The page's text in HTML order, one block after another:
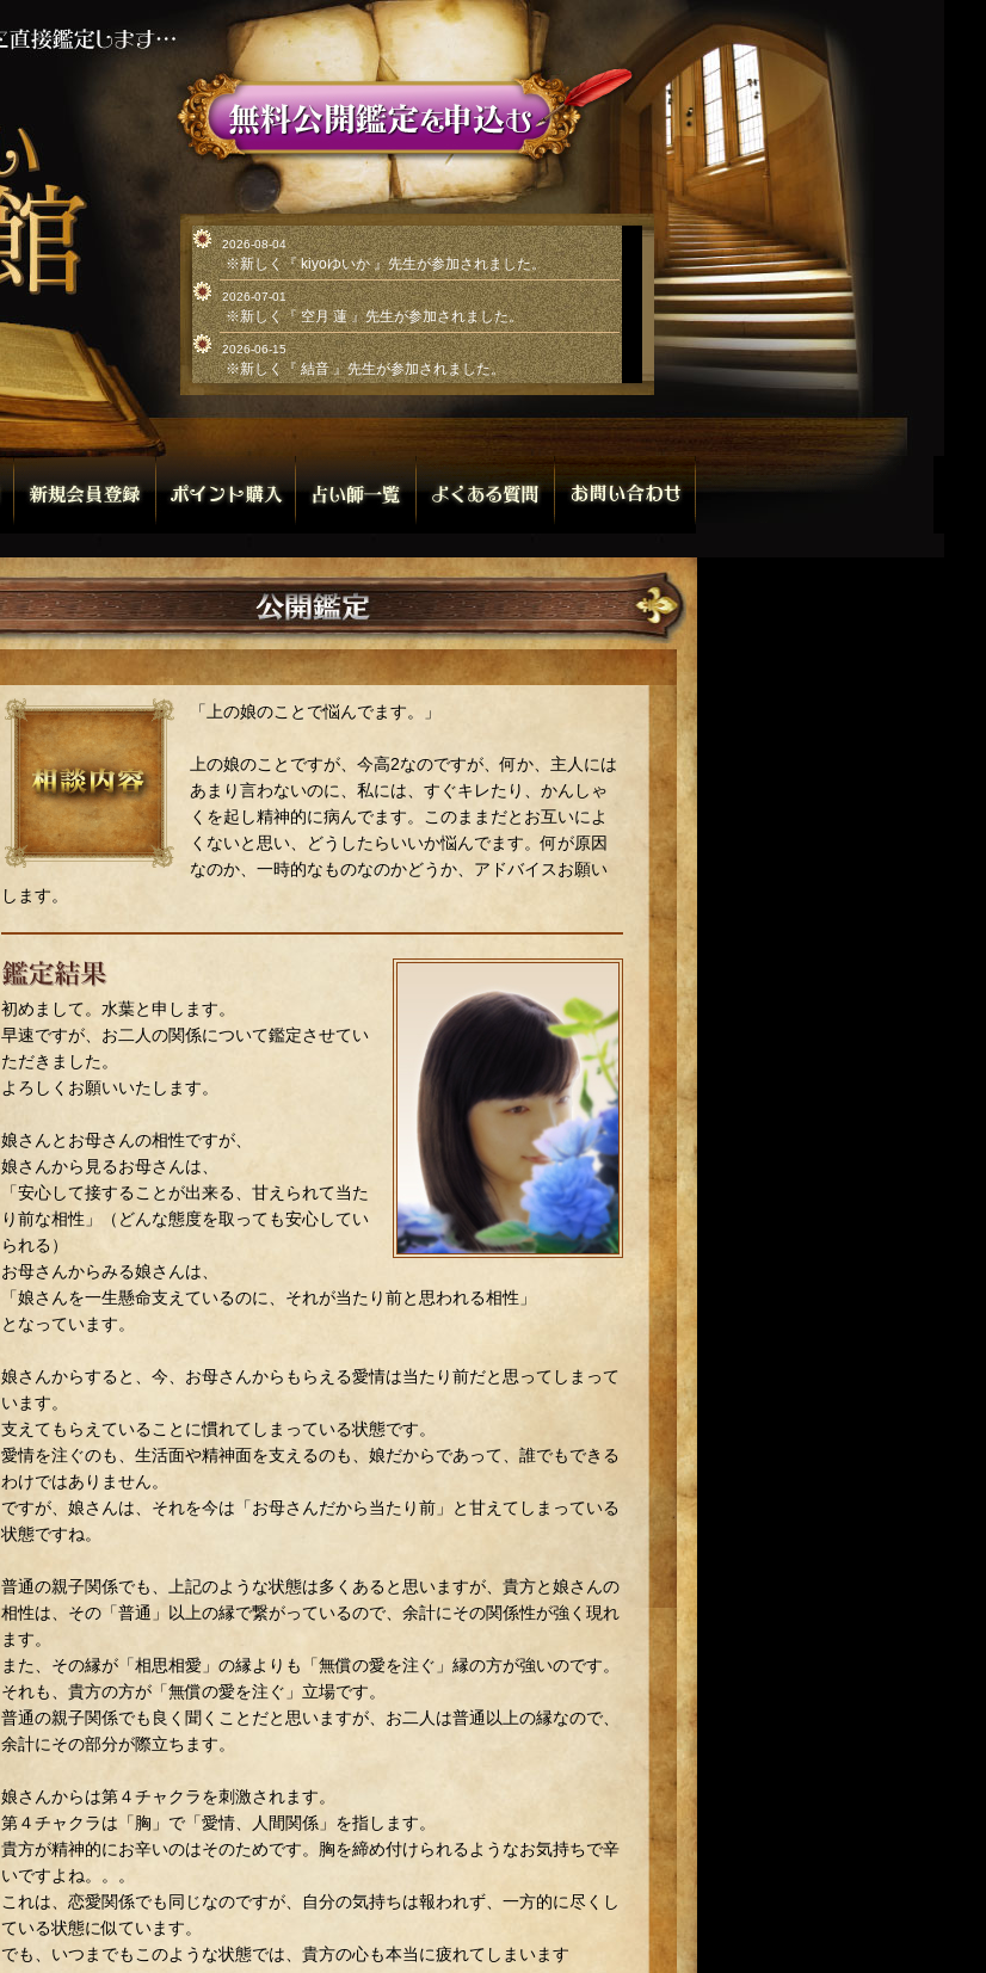
「上の娘のことで悩んでます。」
上の娘のことですが、今高2なのですが、何か、主人には
あまり言わないのに、私には、すぐキレたり、かんしゃ
くを起し精神的に病んでます。このままだとお互いによ
くないと思い、どうしたらいいか悩んでます。何が原因
なのか、一時的なものなのかどうか、アドバイスお願い
します。
初めまして。水葉と申します。
早速ですが、お二人の関係について鑑定させてい
ただきました。
よろしくお願いいたします。
娘さんとお母さんの相性ですが、
娘さんから見るお母さんは、
「安心して接することが出来る、甘えられて当た
り前な相性」（どんな態度を取っても安心してい
られる）
お母さんからみる娘さんは、
「娘さんを一生懸命支えているのに、それが当たり前と思われる相性」
となっています。
娘さんからすると、今、お母さんからもらえる愛情は当たり前だと思ってしまって
います。
支えてもらえていることに慣れてしまっている状態です。
愛情を注ぐのも、生活面や精神面を支えるのも、娘だからであって、誰でもできる
わけではありません。
ですが、娘さんは、それを今は「お母さんだから当たり前」と甘えてしまっている
状態ですね。
普通の親子関係でも、上記のような状態は多くあると思いますが、貴方と娘さんの
相性は、その「普通」以上の縁で繋がっているので、余計にその関係性が強く現れ
ます。
また、その縁が「相思相愛」の縁よりも「無償の愛を注ぐ」縁の方が強いのです。
それも、貴方の方が「無償の愛を注ぐ」立場です。
普通の親子関係でも良く聞くことだと思いますが、お二人は普通以上の縁なので、
余計にその部分が際立ちます。
娘さんからは第４チャクラを刺激されます。
第４チャクラは「胸」で「愛情、人間関係」を指します。
貴方が精神的にお辛いのはそのためです。胸を締め付けられるようなお気持ちで辛
いですよね。。。
これは、恋愛関係でも同じなのですが、自分の気持ちは報われず、一方的に尽くし
ている状態に似ています。
でも、いつまでもこのような状態では、貴方の心も本当に疲れてしまいます